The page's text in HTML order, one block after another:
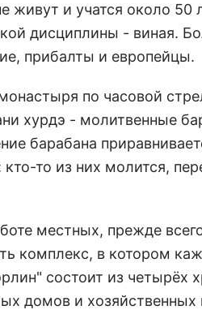
живут и учатся около
дисциплины - виная.
прибалты и европейцы.
по часовой
хурдэ - молитвенные
барабана
то из них молится,
местных, прежде
комплекс, в котором
состоит из четырёх
домов и хозяйственных